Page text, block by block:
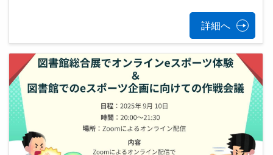
詳細へ